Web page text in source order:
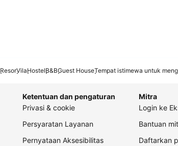
ResorVilaHostelB&BGuest HouseTempat istimewa untuk
Ketentuan dan pengaturan
Privasi & cookie
Persyaratan Layanan
Pernyataan Aksesibilitas
Mitra
Login ke
Bantuan
Daftarkan